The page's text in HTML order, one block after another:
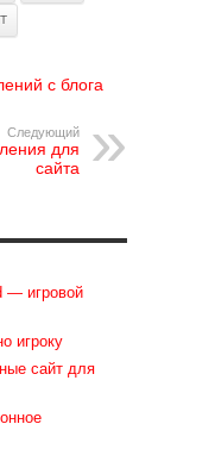
с блога
Следующий
для
сайта
— игровой
игроку
сайт для